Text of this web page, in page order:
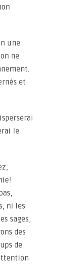
une
ne
et
le
ni les
sages,
des
de